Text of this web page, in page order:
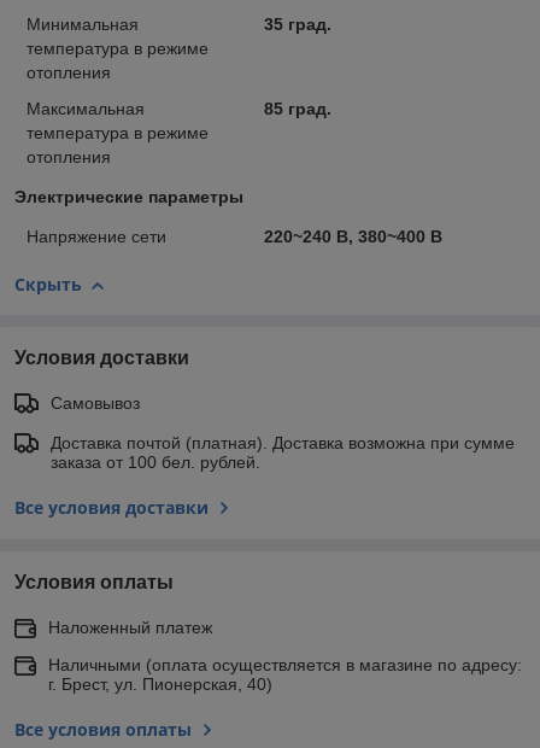
Минимальная
температура в режиме
отопления
35 град.
Максимальная
температура в режиме
отопления
85 град.
Электрические параметры
Напряжение сети 220~240 В, 380~400 В
Скрыть
Условия доставки
Самовывоз
Доставка почтой (платная). Доставка возможна при сумме
заказа от 100 бел. рублей.
Все условия доставки
Условия оплаты
Наложенный платеж
Наличными (оплата осуществляется в магазине по адресу:
г. Брест, ул. Пионерская, 40)
Все условия оплаты